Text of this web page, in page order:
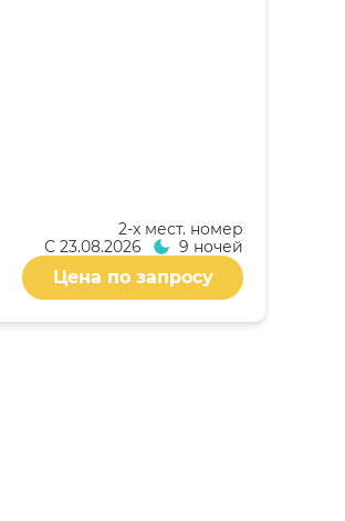
2-x мест. номер
С 23.08.2026 9 ночей
Цена по запросу